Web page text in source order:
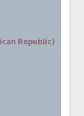
Republic)